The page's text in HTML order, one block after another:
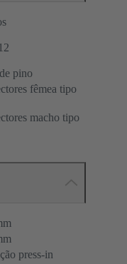
pino
fêmea tipo
macho tipo
press-in